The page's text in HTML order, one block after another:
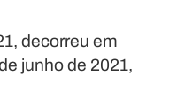
decorreu em
junho de 2021,